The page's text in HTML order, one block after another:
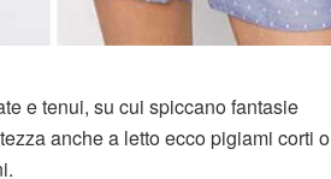
e tenui, su cui spiccano fantasie
anche a letto ecco pigiami corti o